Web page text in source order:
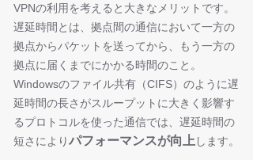
VPNの利用を考えると大きなメリットです。
遅延時間とは、拠点間の通信において一方の
拠点からパケットを送ってから、もう一方の
拠点に届くまでにかかる時間のこと。
Windowsのファイル共有（CIFS）のように遅
延時間の長さがスループットに大きく影響す
るプロトコルを使った通信では、遅延時間の
短さによりパフォーマンスが向上 します。